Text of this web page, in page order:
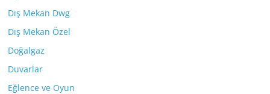
Dış Mekan Dwg
Dış Mekan Özel
Doğalgaz
Duvarlar
Eğlence ve Oyun